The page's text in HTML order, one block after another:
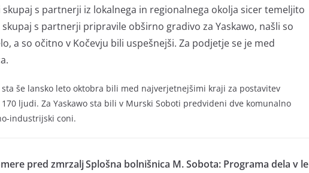
skupaj s partnerji iz lokalnega in regionalnega okolja sicer temeljito
s partnerji pripravile obširno gradivo za Yaskawo, našli so
a so očitno v Kočevju bili uspešnejši. Za podjetje se je med
še lansko leto oktobra bili med najverjetnejšimi kraji za postavitev
ljudi. Za Yaskawo sta bili v Murski Soboti predvideni dve komunalno
industrijski coni.
pred zmrzaljSplošna bolnišnica M. Sobota: Programa dela v le